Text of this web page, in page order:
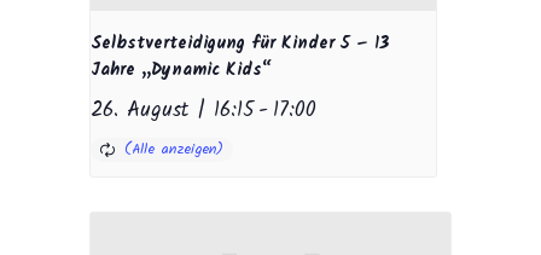
Selbstverteidigung für Kinder 5 – 13
Jahre „Dynamic Kids“
26. August | 16:15-17:00